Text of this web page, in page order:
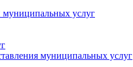
муниципальных услуг
муниципальных услуг